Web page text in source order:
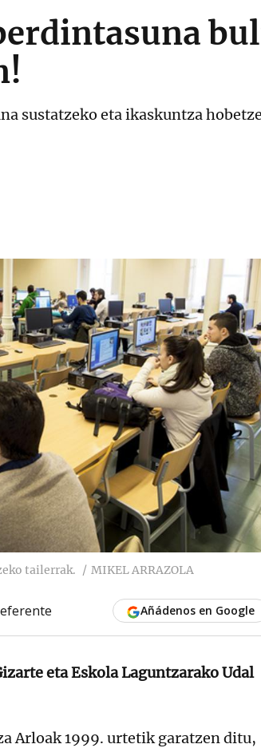
sustatzeko eta ikaskuntza
tailerrak. MIKEL ARRAZOLA
Añádenos en Google
eta Eskola Laguntzarako Udal
Arloak 1999. urtetik garatzen ditu,